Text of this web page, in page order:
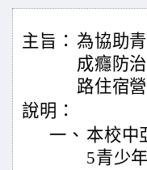
主旨： 為協助
成癮防
路住宿
說明：
一、 本校中
5青少